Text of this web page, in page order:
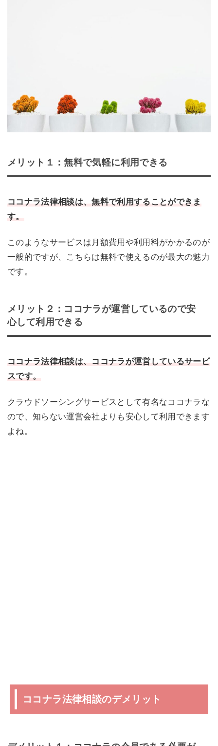
メリット１：無料で気軽に利用できる
ココナラ法律相談は、無料で利用することができま
す。
このようなサービスは月額費用や利用料がかかるのが
一般的ですが、こちらは無料で使えるのが最大の魅力
です。
メリット２：ココナラが運営しているので安
心して利用できる
ココナラ法律相談は、ココナラが運営しているサービ
スです。
クラウドソーシングサービスとして有名なココナラな
ので、知らない運営会社よりも安心して利用できます
よね。
ココナラ法律相談のデメリット